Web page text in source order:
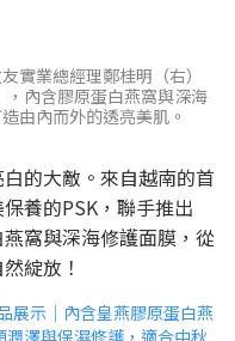
實業總經理鄭桂明（右）
內含膠原蛋白燕窩與深海
由內而外的透亮美肌。
的大敵。來自越南的首
養的PSK，聯手推出
燕窩與深海修護面膜，從
綻放！